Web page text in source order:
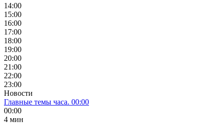
14:00
15:00
16:00
17:00
18:00
19:00
20:00
21:00
22:00
23:00
Новости
Главные темы часа. 00:00
00:00
4 мин